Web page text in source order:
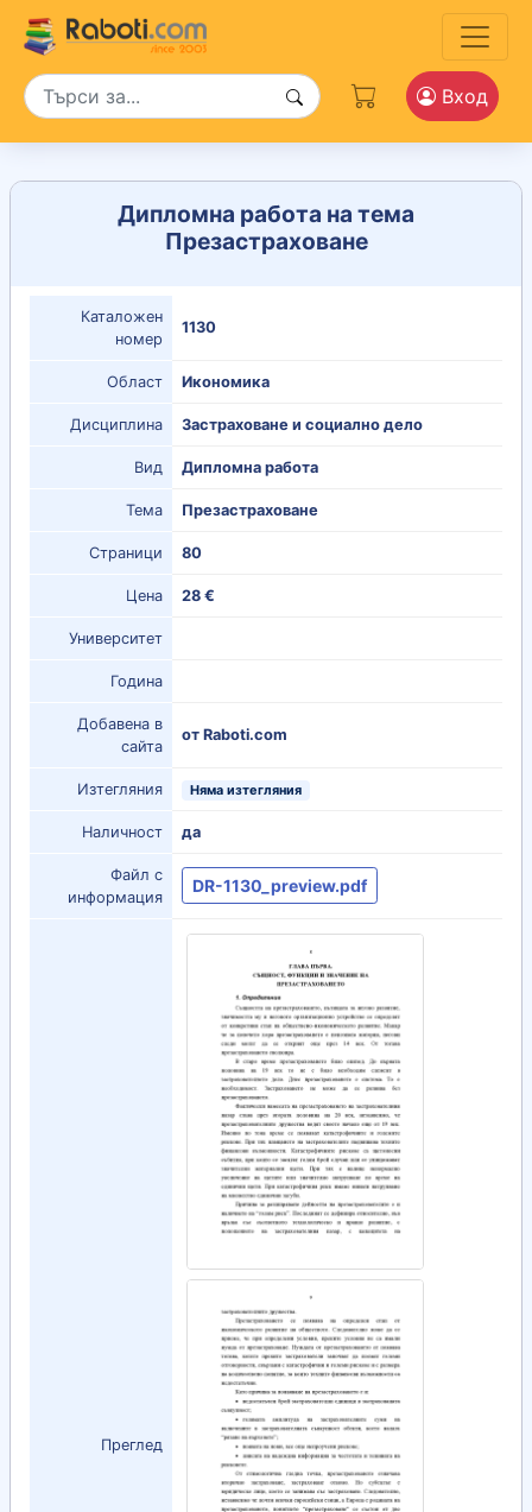
Вход
Дипломна работа на тема
Презастраховане
Каталожен
номер
1130
Област Икономика
Дисциплина Застраховане и социално дело
Вид Дипломна работа
Тема Презастраховане
Страници 80
Цена 28 €
Университет
Година
Добавена в
сайта
от Raboti.com
Изтегляния Няма изтегляния
Наличност да
Файл с
информация
DR-1130_preview.pdf
Преглед